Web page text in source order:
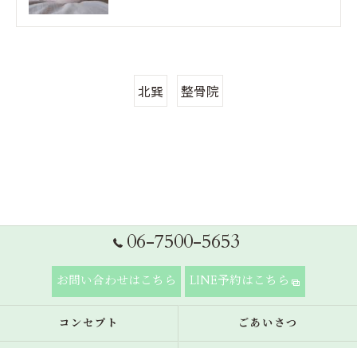
北巽 整骨院
06-7500-5653
お問い合わせはこちら LINE予約はこちら
コンセプト ごあいさつ